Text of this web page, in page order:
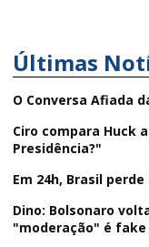
Últimas
O Conversa Afiada
Ciro compara Huck
Presidência?"
Em 24h, Brasil
Dino: Bolsonaro
"moderação" é fake